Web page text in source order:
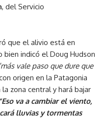
, del Servicio
que el alivio está en
bien indicó el Doug Hudson
vale paso que dure que
origen en la Patagonia
zona central y hará bajar
“Eso va a cambiar el viento,
lluvias y tormentas